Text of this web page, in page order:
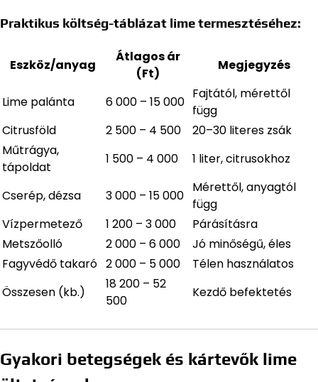
Praktikus költség-táblázat lime termesztéséhez:
Eszköz/anyag
Átlagos ár
(Ft)
Megjegyzés
Lime palánta 6 000 – 15 000
Fajtától, mérettől
függ
Citrusföld
2 500 – 4 500
20–30 literes zsák
Műtrágya,
tápoldat
1 500 – 4 000 1 liter, citrusokhoz
Cserép, dézsa 3 000 – 15 000
Mérettől, anyagtól
függ
Vízpermetező
1 200 – 3 000
Párásításra
Metszőolló
2 000 – 6 000
Jó minőségű, éles
Fagyvédő takaró 2 000 – 5 000
Télen használatos
Összesen (kb.)
18 200 – 52
500
Kezdő befektetés
Gyakori betegségek és kártevők lime